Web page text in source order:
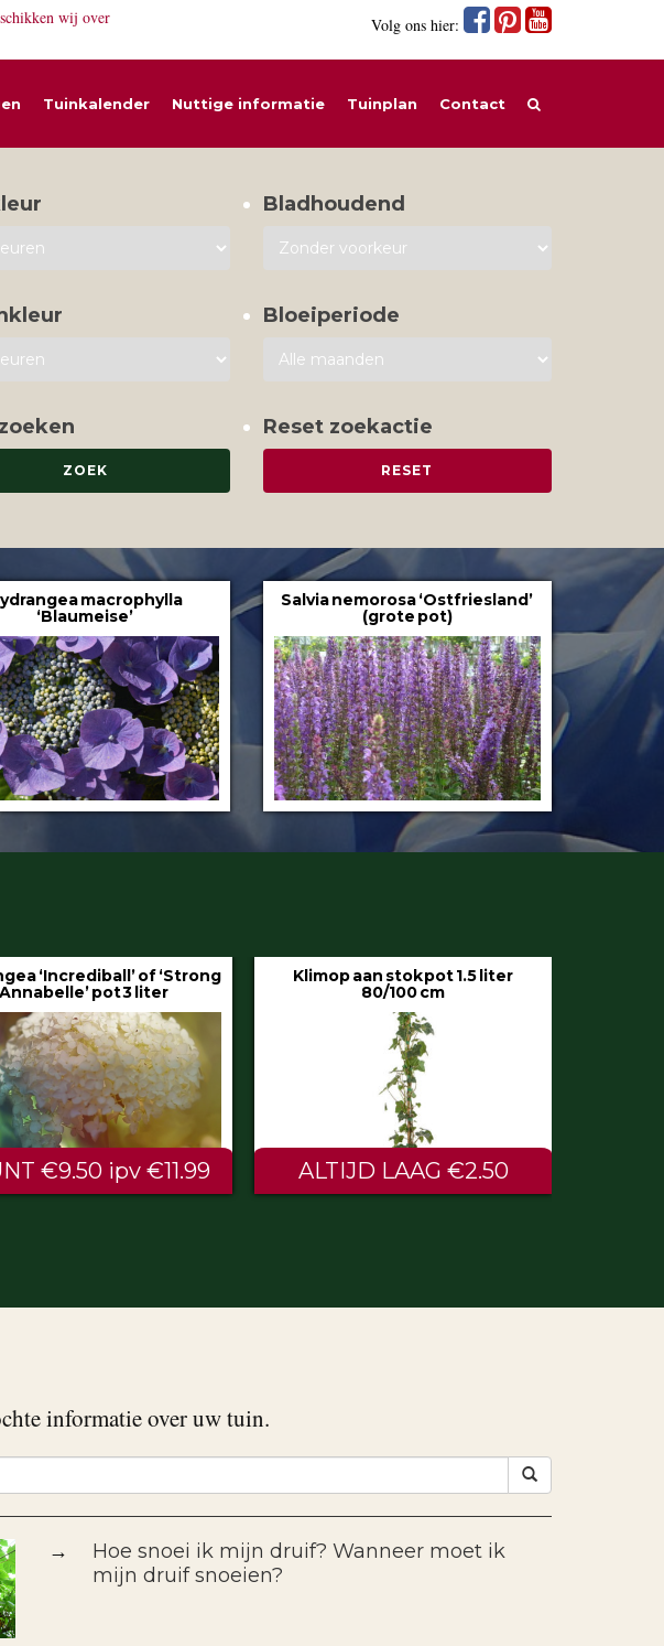
wij over
Volg ons hier:
Tuinkalender Nuttige informatie Tuinplan Contact
Bladhoudend
Bloeiperiode
Reset zoekactie
macrophylla
‘Blaumeise’
Salvia nemorosa ‘Ostfriesland’
(grote pot)
aan stok pot 1.5 liter
80/100 cm
LAAG €2.50
Hedera helix ‘Hibernica’ pot 9 cm
€0.60
informatie over uw tuin.
→
Hoe snoei ik mijn druif? Wanneer moet ik
mijn druif snoeien?